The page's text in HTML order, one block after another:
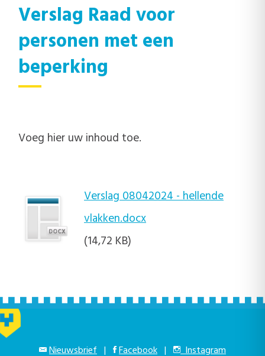
Verslag Raad voor
personen met een
beperking
Voeg hier uw inhoud toe.
Verslag 08042024 - hellende
vlakken.docx
(14,72 KB)
Nieuwsbrief | Facebook | Instagram